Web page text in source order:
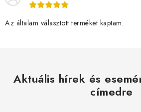
Az általam választott terméket kaptam.
Aktuális hírek és
címedre